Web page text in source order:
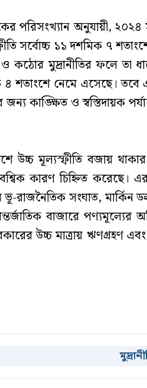
পরিসংখ্যান অনুযায়ী,
সর্বোচ্চ ১১ দশমিক ৭
মুদ্রানীতির ফলে তা
শতাংশে নেমে এসেছে। তবে
জন্য কাঙ্ক্ষিত ও স্বস্তিদায়ক
উচ্চ মূল্যস্ফীতি বজায়
কারণ চিহ্নিত করেছে।
ভূ-রাজনৈতিক সংঘাত, মার্কিন
বাজারে পণ্যমূল্যের
উচ্চ মাত্রায় ঋণগ্রহণ এবং